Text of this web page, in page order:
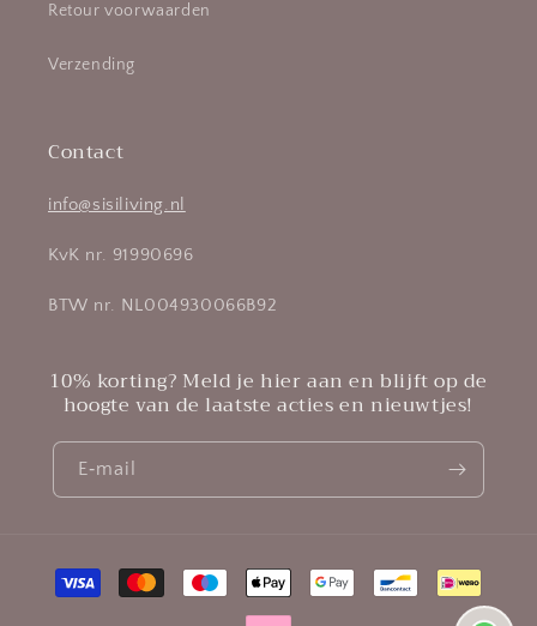
Retour voorwaarden
Verzending
Contact
info@sisiliving.nl
KvK nr. 91990696
BTW nr. NL004930066B92
10% korting? Meld je hier aan en blijft op de
hoogte van de laatste acties en nieuwtjes!
E‑mail
Betaalmethoden